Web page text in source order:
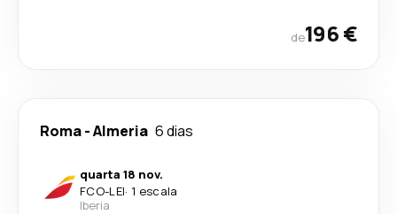
de196 €
Roma-Almeria 6 dias
quarta 18 nov.
FCO-LEI· 1 escala
Iberia